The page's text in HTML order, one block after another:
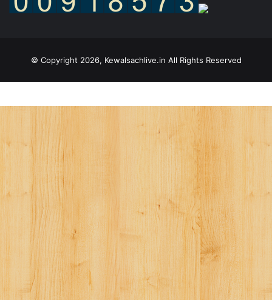
© Copyright 2026, Kewalsachlive.in All Rights Reserved